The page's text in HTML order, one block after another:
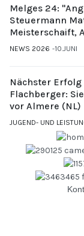
Melges 24:
Steuermann
Meisterschaift,
NEWS 2026 10.JUNI
Nächster
Flachberger:
vor Almere (NL)
JUGEND- UND